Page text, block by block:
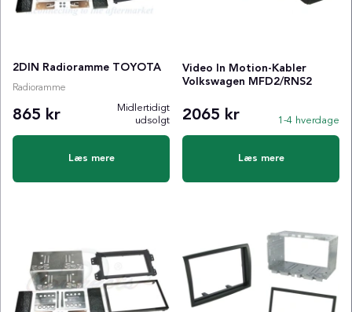
2DIN Radioramme TOYOTA
Radioramme
865 kr
Midlertidigt
udsolgt
Læs mere
Video In Motion-Kabler
Volkswagen MFD2/RNS2
2065 kr 1-4 hverdage
Læs mere